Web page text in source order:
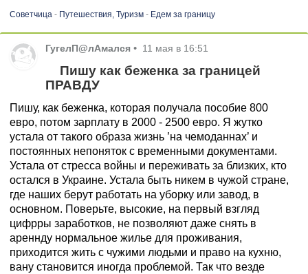
Советчица- Путешествия, Туризм- Едем за границу
ГугелП@лАмался • 11 мая в 16:51
Пишу как беженка за границей
ПРАВДУ
Пишу, как беженка, которая получала пособие 800
евро, потом зарплату в 2000 - 2500 евро. Я жутко
устала от такого образа жизнь ’на чемоданнах’ и
постоянных непоняток с временными документами.
Устала от стресса войны и переживать за близких, кто
остался в Украине. Устала быть никем в чужой стране,
где наших берут работать на уборку или завод, в
основном. Поверьте, высокие, на первый взгляд
цифрры заработков, не позволяют даже снять в
ареннду нормальное жилье для проживания,
приходится жить с чужими людьми и право на кухню,
вану становится иногда проблемой. Так что везде